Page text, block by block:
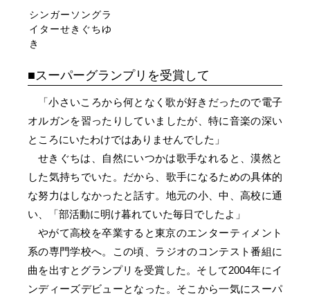
シンガーソングラ
イターせきぐちゆ
き
スーパーグランプリを受賞して
「小さいころから何となく歌が好きだったので電子
オルガンを習ったりしていましたが、特に音楽の深い
ところにいたわけではありませんでした」
せきぐちは、自然にいつかは歌手なれると、漠然と
した気持ちでいた。だから、歌手になるための具体的
な努力はしなかったと話す。地元の小、中、高校に通
い、「部活動に明け暮れていた毎日でしたよ」
やがて高校を卒業すると東京のエンターティメント
系の専門学校へ。この頃、ラジオのコンテスト番組に
曲を出すとグランプリを受賞した。そして2004年にイ
ンディーズデビューとなった。そこから一気にスーパ